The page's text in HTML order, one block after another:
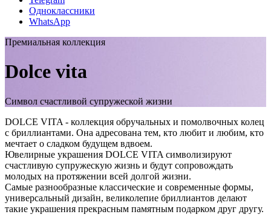
Одноклассники
WhatsApp
Премиальная коллекция
Dolce vita
Символ счастливой супружеской жизни
DOLCE VITA - коллекция обручальных и помолвочных колец
с бриллиантами. Она адресована тем, кто любит и любим, кто
мечтает о сладком будущем вдвоем.
Ювелирные украшения DOLCE VITA символизируют
счастливую супружескую жизнь и будут сопровождать
молодых на протяжении всей долгой жизни.
Самые разнообразные классические и современные формы,
универсальный дизайн, великолепие бриллиантов делают
такие украшения прекрасным памятным подарком друг другу.